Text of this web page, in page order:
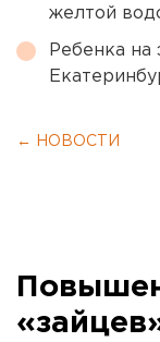
желтой
Ребенка на
← НОВОСТИ